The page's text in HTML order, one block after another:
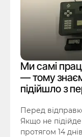
Ми самі
— тому
підійшло з
Перед
Якщо не
протягом 14